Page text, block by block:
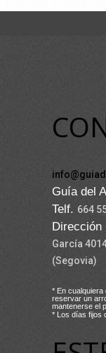
Guía del
Telf. 664
Dirección
García
(Segovia)
* En
reservar un
mantenerse el
* Los días fijos